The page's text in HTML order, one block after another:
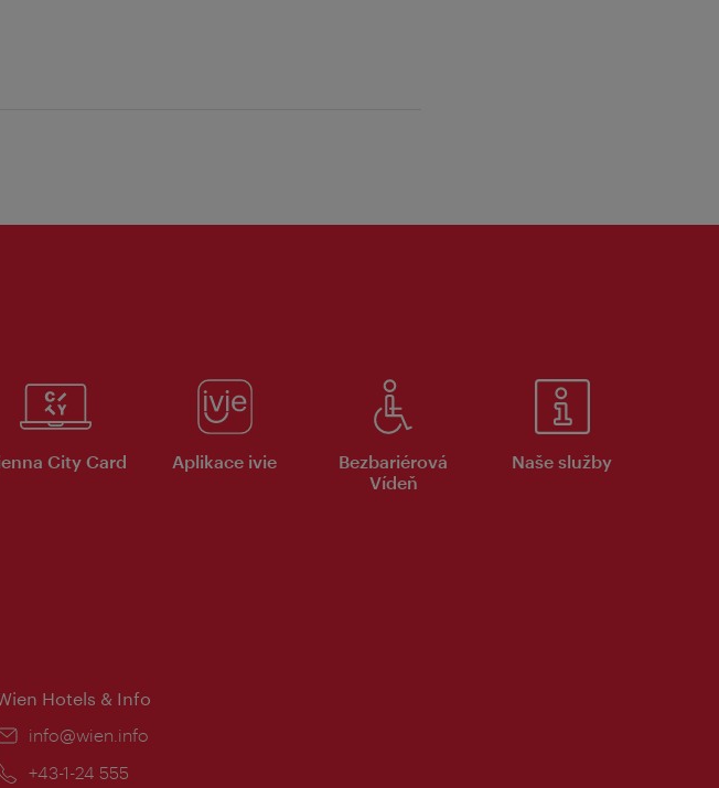
City Card Aplikace ivie
Bezbariérová
Vídeň
Naše služby
Hotels & Info
E-
info@wien.info
Telefon:
+43-1-24 555